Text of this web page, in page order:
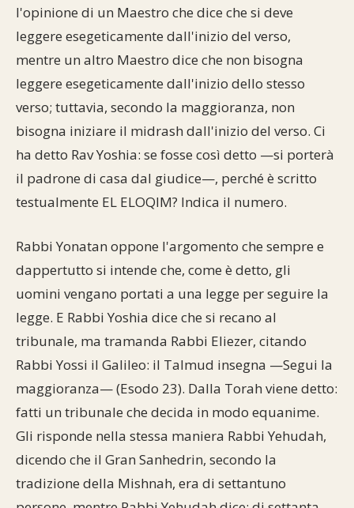
l'opinione di un Maestro che dice che si deve
leggere esegeticamente dall'inizio del verso,
mentre un altro Maestro dice che non bisogna
leggere esegeticamente dall'inizio dello stesso
verso; tuttavia, secondo la maggioranza, non
bisogna iniziare il midrash dall'inizio del verso. Ci
ha detto Rav Yoshia: se fosse così detto —si porterà
il padrone di casa dal giudice—, perché è scritto
testualmente EL ELOQIM? Indica il numero.
Rabbi Yonatan oppone l'argomento che sempre e
dappertutto si intende che, come è detto, gli
uomini vengano portati a una legge per seguire la
legge. E Rabbi Yoshia dice che si recano al
tribunale, ma tramanda Rabbi Eliezer, citando
Rabbi Yossi il Galileo: il Talmud insegna —Segui la
maggioranza— (Esodo 23). Dalla Torah viene detto:
fatti un tribunale che decida in modo equanime.
Gli risponde nella stessa maniera Rabbi Yehudah,
dicendo che il Gran Sanhedrin, secondo la
tradizione della Mishnah, era di settantuno